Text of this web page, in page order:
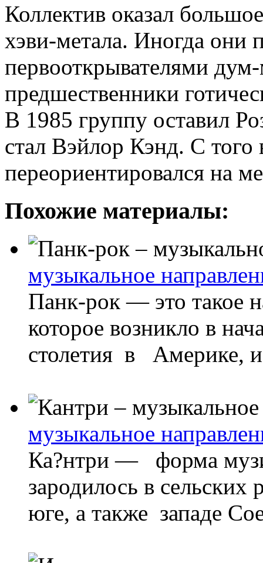
Коллектив оказал
хэви-метала. Иногда они
первооткрывателями
предшественники
В 1985 группу оставил
стал Вэйлор Кэнд. С того
переориентировался на
Похожие материалы:
музыкальное
Панк-рок — это такое
которое возникло в
столетия в Америке, и
музыкальное
Ка?нтри — форма
зародилось в сельских
юге, а также западе